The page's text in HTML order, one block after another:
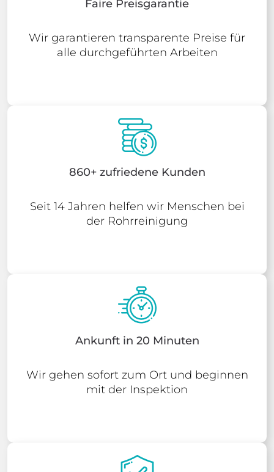
Faire Preisgarantie
Wir garantieren transparente Preise für
alle durchgeführten Arbeiten
860+ zufriedene Kunden
Seit 14 Jahren helfen wir Menschen bei
der Rohrreinigung
Ankunft in 20 Minuten
Wir gehen sofort zum Ort und beginnen
mit der Inspektion